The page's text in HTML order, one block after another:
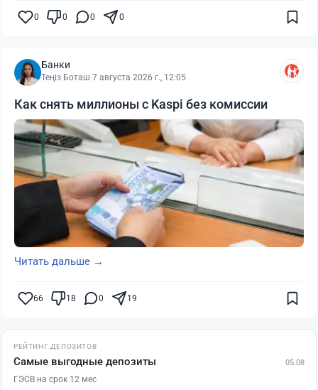
0 0 0 0
Банки
Теңіз Боташ·7 августа 2026 г., 12:05
Как снять миллионы с Kaspi без комиссии
Читать дальше →
66 18 0 19
РЕЙТИНГ ДЕПОЗИТОВ
Самые выгодные депозиты 05.08
ГЭСВ на срок 12 мес